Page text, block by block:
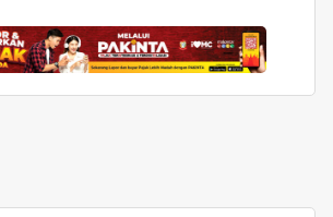
hingga Malam di
Makassar